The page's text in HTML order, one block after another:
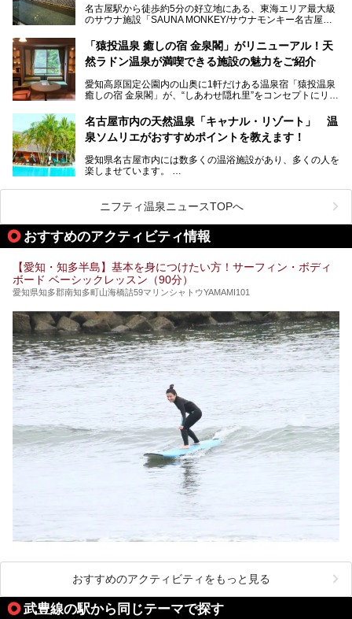
くある点が魅力です！
お好みの温泉施設を見つけて楽しんでくださいね。
名古屋駅から徒歩約5分の好立地にある、東海エリア最大級
のサウナ施設「SAUNA MONKEY/サウナモンキー名古屋」
「名古屋駅周辺ってサウナが少ないよね」という声をよく耳
にするだけあり、アクセスの良さにも胸が高鳴ります。
今回は普段は男性専用となっているパブリックサウナが、女
さっそく取材してきました！
「猿投温泉 癒しの宿 金泉閣」がリニューアル！天
然ラドン温泉が満喫できる施設の魅力をご紹介
愛知高原国定公園内の山奥に1軒だけある温泉宿「猿投温泉
癒しの宿 金泉閣」が、“しあわせ隠れ里”をコンセプトにリニ
天然ラドン温泉が堪能できるお風呂や、新設・改装された客
室、地元の食材と温泉水で作られたお料理……。
ご紹介します。
名古屋市内の天然温泉「キャナル・リゾート」 温
泉ソムリエがおすすめポイントを教えます！
愛知県名古屋市内には数多くの温浴施設があり、多くの人を
楽しませています。
ムリエの目線で紹介していきます！
名古屋市内にはスーパー銭湯や日帰り温泉が多く、「どこに
行こうかな？」と悩んでしまう方も多いと思います。
ぜひこの記事を参考にして「キャナル・リゾート」に出かけ
てみるのはいかがでしょうか？
ニフティ温泉ニュースTOPへ
おすすめのアクティビティ情報
【愛知・知多半島】基本を身につけたい方！サーフィン・ボディ
ボード ベーシックレッスン（90分）
愛知県知多郡南知多町山海橋詰59マリンシャトウYAMAMI101
おすすめのアクティビティをもっと見る
武豊線の駅から同じテーマで探す